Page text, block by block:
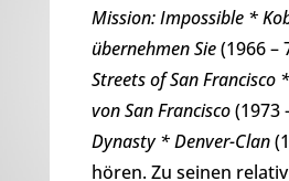
Mission: Impossible *
übernehmen Sie(1966 –
Streets of San Francisco
von San Francisco(1973
Dynasty * Denver-Clan
hören. Zu seinen